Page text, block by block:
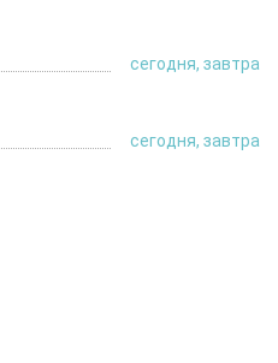
сегодня, завтра
сегодня, завтра